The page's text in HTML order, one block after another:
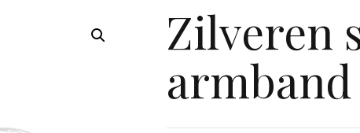
Zilveren
armband